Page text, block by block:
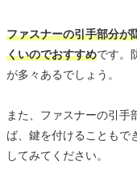
ファスナーの引手部分が
くいのでおすすめです。
が多々あるでしょう。
また、ファスナーの引手
ば、鍵を付けることもで
してみてください。